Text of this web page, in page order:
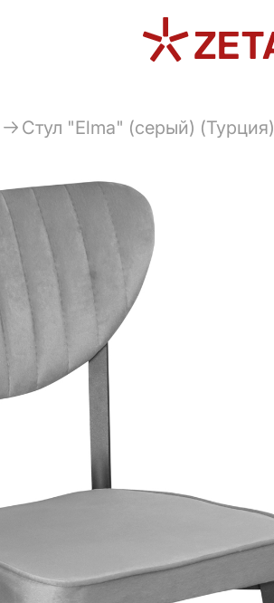
Стул "Elma" (серый) (Турция)